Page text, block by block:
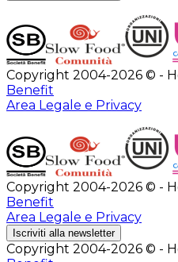
Copyright 2004-2026 © -
Benefit
Area Legale e Privacy
Copyright 2004-2026 © -
Benefit
Area Legale e Privacy
Iscriviti alla newsletter
Copyright 2004-2026 © -